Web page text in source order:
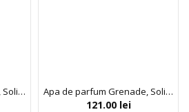
Apa de parfum Grenade, SoliNotes, 15 ml Apa de parfum Grenade, SoliNotes, 50 ml
121.00 lei